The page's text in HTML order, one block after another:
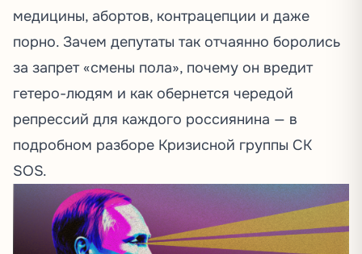
медицины, абортов, контрацепции и даже
порно. Зачем депутаты так отчаянно боролись
за запрет «смены пола», почему он вредит
гетеро-людям и как обернется чередой
репрессий для каждого россиянина — в
подробном разборе Кризисной группы СК
SOS.